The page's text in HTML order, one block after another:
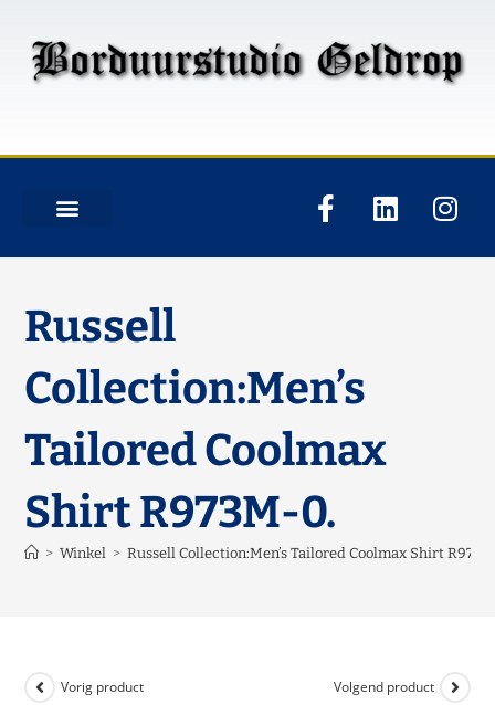
Russell
Collection:Men’s
Tailored Coolmax
Shirt R973M-0.
> Winkel > Russell Collection:Men’s Tailored Coolmax Shirt
Vorig product Volgend product